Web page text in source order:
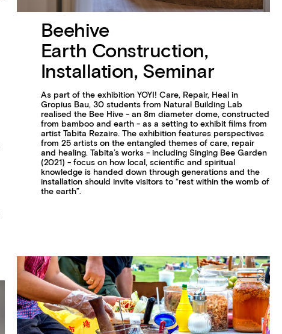
Beehive
Earth Construction,
Installation, Seminar
As part of the exhibition YOYI! Care, Repair, Heal in
Gropius Bau, 30 students from Natural Building Lab
realised the Bee Hive - an 8m diameter dome, constructed
from bamboo and earth - as a setting to exhibit films from
artist Tabita Rezaire. The exhibition features perspectives
from 25 artists on the entangled themes of care, repair
and healing. Tabita’s works - including Singing Bee Garden
(2021) - focus on how local, scientific and spiritual
knowledge is handed down through generations and the
installation should invite visitors to “rest within the womb of
the earth”.